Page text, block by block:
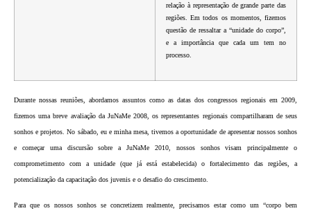
relação à representação de grande parte das
regiões. Em todos os momentos, fizemos
questão de ressaltar a “unidade do corpo”,
e a importância que cada um tem no
processo.
Durante nossas reuniões, abordamos assuntos como as datas dos congressos regionais em 2009,
fizemos uma breve avaliação da JuNaMe 2008, os representantes regionais compartilharam de seus
sonhos e projetos. No sábado, eu e minha mesa, tivemos a oportunidade de apresentar nossos sonhos
e começar uma discursão sobre a JuNaMe 2010, nossos sonhos visam principalmente o
comprometimento com a unidade (que já está estabelecida) o fortalecimento das regiões, a
potencialização da capacitação dos juvenis e o desafio do crescimento.
Para que os nossos sonhos se concretizem realmente, precisamos estar como um “corpo bem